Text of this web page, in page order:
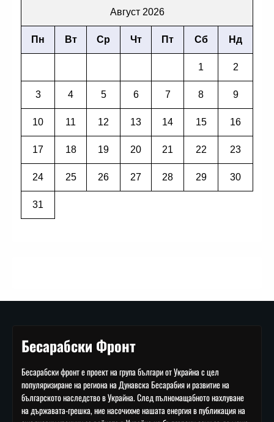
Август 2026
Пн Вт Ср Чт Пт Сб Нд
1 2
3 4 5 6 7 8 9
10 11 12 13 14 15 16
17 18 19 20 21 22 23
24 25 26 27 28 29 30
31
Бесарабски Фронт
Бесарабски фронт е проект на група българи от Украйна с цел
популяризиране на региона на Дунавска Бесарабия и развитие на
българското наследство в Украйна. След пълномащабното нахлуване
на държавата-грешка, ние насочихме нашата енергия в публикация на